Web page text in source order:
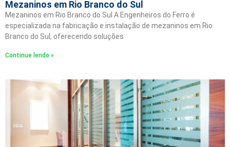
Mezaninos em Rio Branco do Sul
Mezaninos em Rio Branco do Sul A Engenheiros do Ferro é
especializada na fabricação e instalação de mezaninos em Rio
Branco do Sul, oferecendo soluções
Continue lendo »